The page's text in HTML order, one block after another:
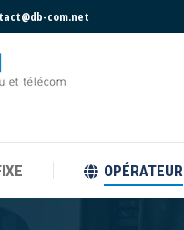
com.net
OPÉRATEUR
OPÉRATEUR